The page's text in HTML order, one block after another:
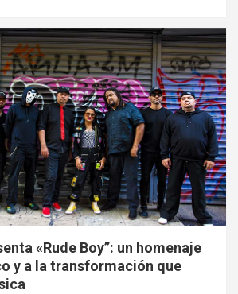
«Rude Boy”: un homenaje
y a la transformación que